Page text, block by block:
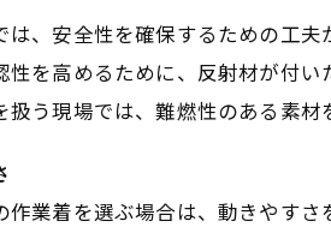
は、安全性を確保するための工夫
性を高めるために、反射材が付
扱う現場では、難燃性のある素材
作業着を選ぶ場合は、動きやすさ